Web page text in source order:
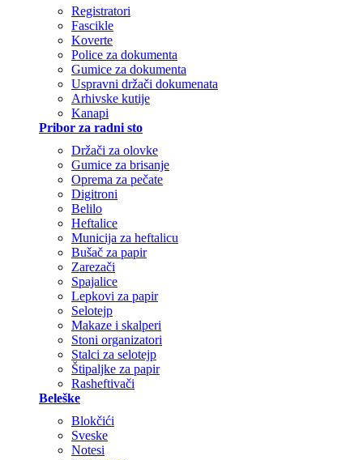
Registratori
Fascikle
Koverte
Police za dokumenta
Gumice za dokumenta
Uspravni držači dokumenata
Arhivske kutije
Kanapi
Pribor za radni sto
Držači za olovke
Gumice za brisanje
Oprema za pečate
Digitroni
Belilo
Heftalice
Municija za heftalicu
Bušač za papir
Zarezači
Spajalice
Lepkovi za papir
Selotejp
Makaze i skalperi
Stoni organizatori
Stalci za selotejp
Štipaljke za papir
Rasheftivači
Beleške
Blokčići
Sveske
Notesi